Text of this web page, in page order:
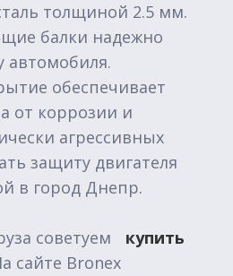
толщиной 2.5 мм.
балки надежно
автомобиля.
обеспечивает
от коррозии и
агрессивных
защиту двигателя
в город Днепр.
советуем
купить
сайте Bronex